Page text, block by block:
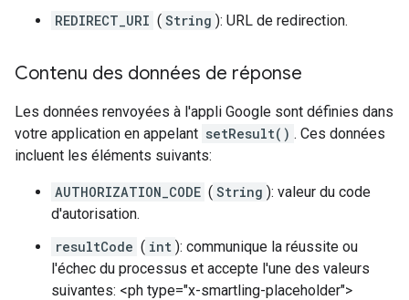
REDIRECT_URI ( String ): URL de redirection.
Contenu des données de réponse
Les données renvoyées à l'appli Google sont définies dans
votre application en appelant setResult() . Ces données
incluent les éléments suivants:
AUTHORIZATION_CODE ( String ): valeur du code
d'autorisation.
resultCode ( int ): communique la réussite ou
l'échec du processus et accepte l'une des valeurs
suivantes: <ph type="x-smartling-placeholder">